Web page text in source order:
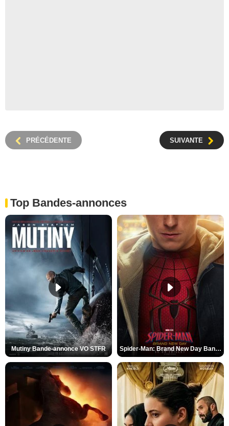
PRÉCÉDENTE SUIVANTE
Top Bandes-annonces
Mutiny Bande-annonce VO STFR Spider-Man: Brand New Day Bande-annonce VO STFR